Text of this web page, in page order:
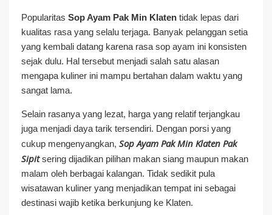
Popularitas Sop Ayam Pak Min Klaten tidak lepas dari
kualitas rasa yang selalu terjaga. Banyak pelanggan setia
yang kembali datang karena rasa sop ayam ini konsisten
sejak dulu. Hal tersebut menjadi salah satu alasan
mengapa kuliner ini mampu bertahan dalam waktu yang
sangat lama.
Selain rasanya yang lezat, harga yang relatif terjangkau
juga menjadi daya tarik tersendiri. Dengan porsi yang
cukup mengenyangkan, Sop Ayam Pak Min Klaten Pak
Sipitsering dijadikan pilihan makan siang maupun makan
malam oleh berbagai kalangan. Tidak sedikit pula
wisatawan kuliner yang menjadikan tempat ini sebagai
destinasi wajib ketika berkunjung ke Klaten.